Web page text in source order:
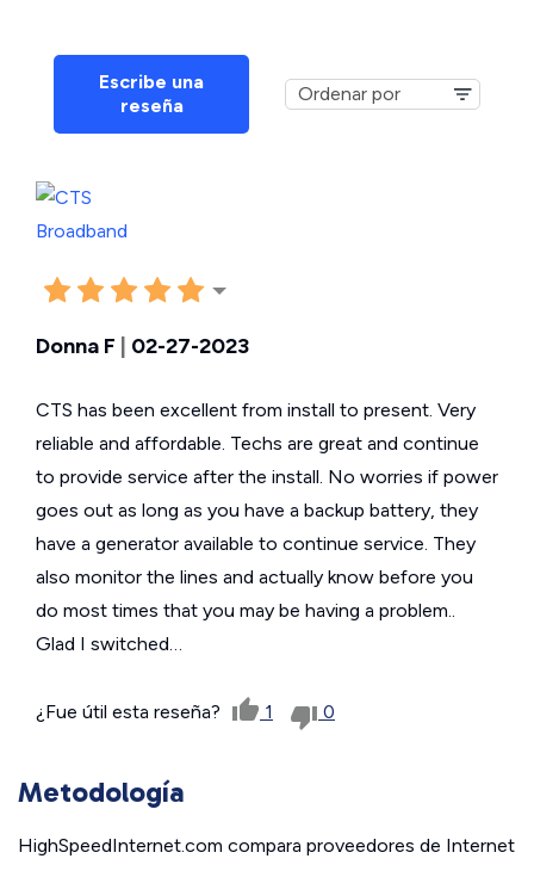
Escribe una
reseña
Donna F 02-27-2023
CTS has been excellent from install to present. Very
reliable and affordable. Techs are great and continue
to provide service after the install. No worries if power
goes out as long as you have a backup battery, they
have a generator available to continue service. They
also monitor the lines and actually know before you
do most times that you may be having a problem..
Glad I switched…
¿Fue útil esta reseña? 1 0
Metodología
HighSpeedInternet.com compara proveedores de Internet